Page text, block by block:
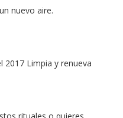
nuevo aire.